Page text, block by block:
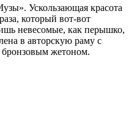
Ускользающая красота
который вот-вот
невесомые, как перышко,
в авторскую раму с
бронзовым жетоном.